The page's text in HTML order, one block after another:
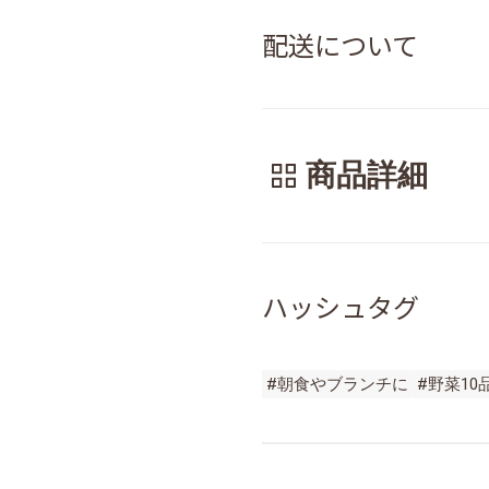
配送について
商品詳細
ハッシュタグ
#朝食やブランチに #野菜10